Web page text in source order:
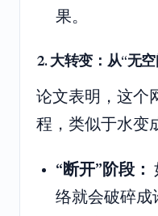
果。
2. 大转变：从“无
论文表明，这个
程，类似于水变
“断开”阶段：
络就会破碎成